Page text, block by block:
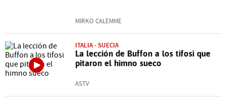
MIRKO CALEMME
ITALIA - SUECIA
La lección de Buffon a los tifosi que
pitaron el himno sueco
ASTV